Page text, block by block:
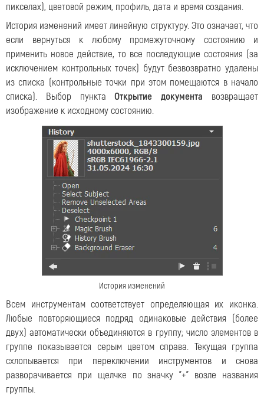
пикселах), цветовой режим, профиль, дата и время создания.
История изменений имеет линейную структуру. Это означает, что
если вернуться к любому промежуточному состоянию и
применить новое действие, то все последующие состояния (за
исключением контрольных точек) будут безвозвратно удалены
из списка (контрольные точки при этом помещаются в начало
списка). Выбор пунктаОткрытие документа возвращает
изображение к исходному состоянию.
История изменений
Всем инструментам соответствует определяющая их иконка.
Любые повторяющиеся подряд одинаковые действия (более
двух) автоматически объединяются в группу; число элементов в
группе показывается серым цветом справа. Текущая группа
схлoпывается при переключении инструментов и снова
разворачивается при щелчке по значку "+" возле названия
группы.